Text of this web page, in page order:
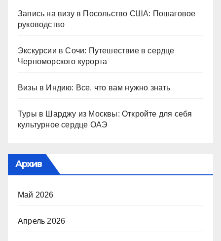
Запись на визу в Посольство США: Пошаговое
руководство
Экскурсии в Сочи: Путешествие в сердце
Черноморского курорта
Визы в Индию: Все, что вам нужно знать
Туры в Шарджу из Москвы: Откройте для себя
культурное сердце ОАЭ
Архив
Май 2026
Апрель 2026